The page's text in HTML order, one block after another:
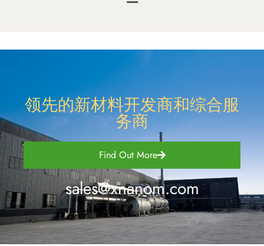
领先的新材料开发商和综合服
务商
Find Out More
sales@xnanom.com